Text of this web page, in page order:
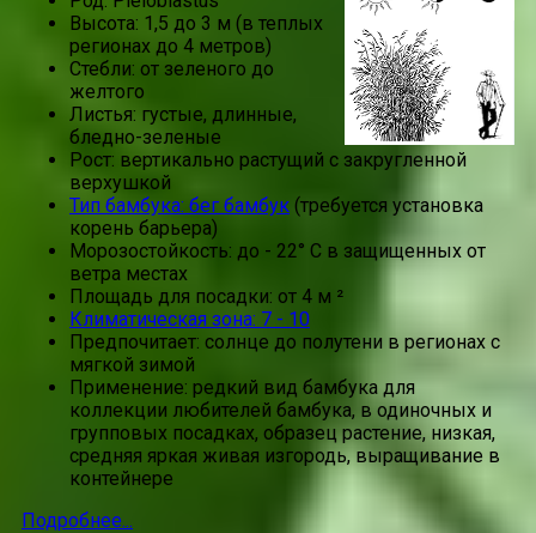
Высота: 1,5 до 3 м (в теплых
регионах до 4 метров)
Стебли: от зеленого до
желтого
Листья: густые, длинные,
бледно-зеленые
Рост: вертикально растущий с закругленной
верхушкой
Тип бамбука: бег бамбук (требуется установка
корень барьера)
Морозостойкость: до - 22° C в защищенных от
ветра местах
Площадь для посадки: от 4 м ²
Климатическая зона: 7 - 10
Предпочитает: солнце до полутени в регионах с
мягкой зимой
Применение: редкий вид бамбука для
коллекции любителей бамбука, в одиночных и
групповых посадках, образец растение, низкая,
средняя яркая живая изгородь, выращивание в
контейнере
Подробнее...